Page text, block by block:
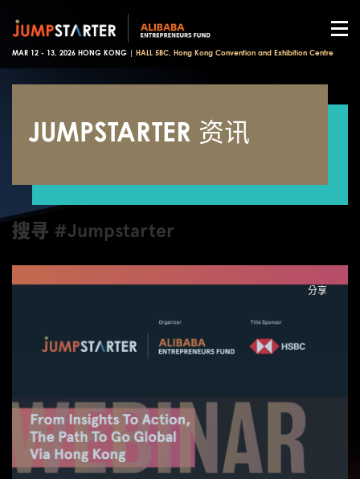
MAR 12 - 13, 2026 HONG KONG | HALL 5BC, Hong Kong Convention and Exhibition Centre
JUMPSTARTER 资讯
搜寻 #Jumpstarter
分享